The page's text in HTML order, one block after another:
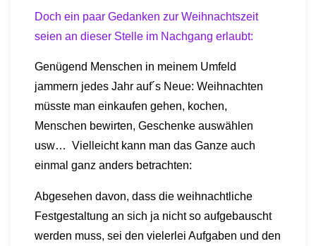
Doch ein paar Gedanken zur Weihnachtszeit
seien an dieser Stelle im Nachgang erlaubt:
Genügend Menschen in meinem Umfeld
jammern jedes Jahr auf´s Neue: Weihnachten
müsste man einkaufen gehen, kochen,
Menschen bewirten, Geschenke auswählen
usw… Vielleicht kann man das Ganze auch
einmal ganz anders betrachten:
Abgesehen davon, dass die weihnachtliche
Festgestaltung an sich ja nicht so aufgebauscht
werden muss, sei den vielerlei Aufgaben und den